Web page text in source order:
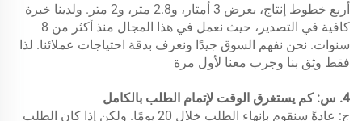
أربع خطوط إنتاج، بعرض 3 أمتار، و2.8 متر، و2 متر. ولدينا خبرة
كافية في التصدير، حيث نعمل في هذا المجال منذ أكثر من 8
سنوات. نحن نفهم السوق جيدًا ونعرف بدقة احتياجات عملائنا. لذا
فقط وثِق بنا وجرب معنا لأول مرة
4. س: كم يستغرق الوقت لإتمام الطلب بالكامل
ج: عادةً سنقوم بإنهاء الطلب خلال 20 يومًا. ولكن إذا كان الطلب